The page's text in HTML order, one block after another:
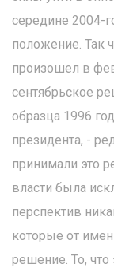
середине 2004-
положение. Так
произошел в
сентябрьское
образца 1996
президента, -
принимали это
власти была
перспектив
которые от
решение. То, что